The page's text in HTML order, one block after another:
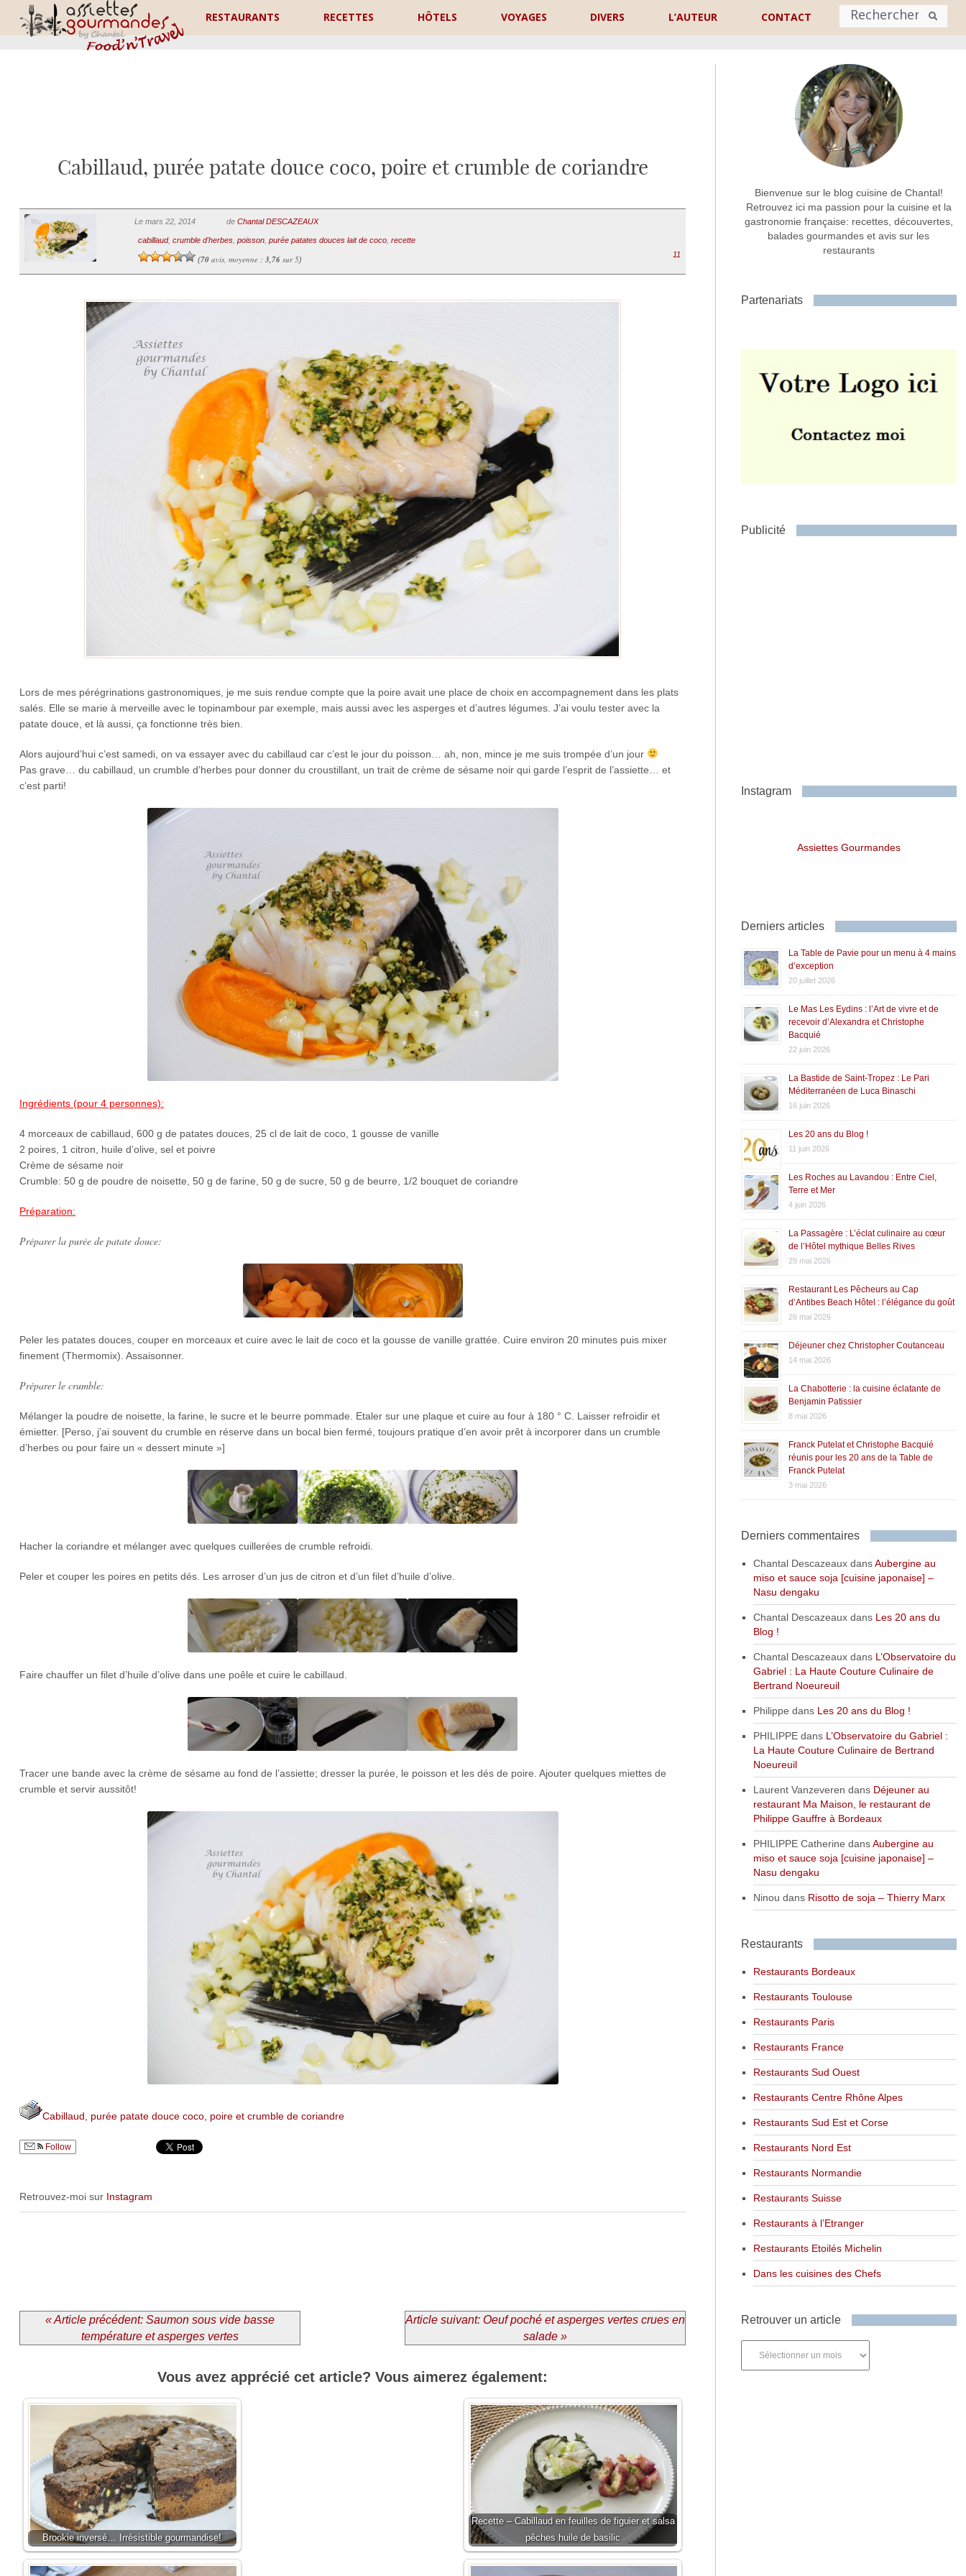
RESTAURANTS RECETTES HÔTELS VOYAGES DIVERS L’AUTEUR CONTACT
Nom
Commentaire ou message *
Cabillaud, purée patate douce coco, poire et crumble de coriandre
Le mars 22, 2014 de Chantal DESCAZEAUX
cabillaud, crumble d'herbes, poisson, purée patates douces lait de coco, recette
(70avis, moyenne : 3,76sur 5)
11
Lors de mes pérégrinations gastronomiques, je me suis rendue compte que la poire avait une place de choix en accompagnement dans les plats
salés. Elle se marie à merveille avec le topinambour par exemple, mais aussi avec les asperges et d’autres légumes. J’ai voulu tester avec la
patate douce, et là aussi, ça fonctionne très bien.
Alors aujourd’hui c’est samedi, on va essayer avec du cabillaud car c’est le jour du poisson… ah, non, mince je me suis trompée d’un jour
Pas grave… du cabillaud, un crumble d’herbes pour donner du croustillant, un trait de crème de sésame noir qui garde l’esprit de l’assiette… et
c’est parti!
Ingrédients (pour 4 personnes):
4 morceaux de cabillaud, 600 g de patates douces, 25 cl de lait de coco, 1 gousse de vanille
2 poires, 1 citron, huile d’olive, sel et poivre
Crème de sésame noir
Crumble: 50 g de poudre de noisette, 50 g de farine, 50 g de sucre, 50 g de beurre, 1/2 bouquet de coriandre
Préparation:
Préparer la purée de patate douce:
Peler les patates douces, couper en morceaux et cuire avec le lait de coco et la gousse de vanille grattée. Cuire environ 20 minutes puis mixer
finement (Thermomix). Assaisonner.
Préparer le crumble:
Mélanger la poudre de noisette, la farine, le sucre et le beurre pommade. Etaler sur une plaque et cuire au four à 180 ° C. Laisser refroidir et
émietter. [Perso, j’ai souvent du crumble en réserve dans un bocal bien fermé, toujours pratique d’en avoir prêt à incorporer dans un crumble
d’herbes ou pour faire un « dessert minute »]
Hacher la coriandre et mélanger avec quelques cuillerées de crumble refroidi.
Peler et couper les poires en petits dés. Les arroser d’un jus de citron et d’un filet d’huile d’olive.
Faire chauffer un filet d’huile d’olive dans une poêle et cuire le cabillaud.
Tracer une bande avec la crème de sésame au fond de l’assiette; dresser la purée, le poisson et les dés de poire. Ajouter quelques miettes de
crumble et servir aussitôt!
Cabillaud, purée patate douce coco, poire et crumble de coriandre
Follow
Retrouvez-moi sur Instagram
« Article précédent: Saumon sous vide basse
température et asperges vertes
Article suivant: Oeuf poché et asperges vertes crues en
salade »
Vous avez apprécié cet article? Vous aimerez également:
Brookie inversé… Irrésistible gourmandise!
Recette – Cabillaud en feuilles de figuier et salsa
pêches huile de basilic
Bienvenue sur le blog cuisine de Chantal!
Retrouvez ici ma passion pour la cuisine et la
gastronomie française: recettes, découvertes,
balades gourmandes et avis sur les
restaurants
Partenariats
Publicité
Instagram
Assiettes Gourmandes
Derniers articles
La Table de Pavie pour un menu à 4 mains
d’exception
20 juillet 2026
Le Mas Les Eydins : l’Art de vivre et de
recevoir d’Alexandra et Christophe
Bacquié
22 juin 2026
La Bastide de Saint-Tropez : Le Pari
Méditerranéen de Luca Binaschi
16 juin 2026
Les 20 ans du Blog !
11 juin 2026
Les Roches au Lavandou : Entre Ciel,
Terre et Mer
4 juin 2026
La Passagère : L’éclat culinaire au cœur
de l’Hôtel mythique Belles Rives
29 mai 2026
Restaurant Les Pêcheurs au Cap
d’Antibes Beach Hôtel : l’élégance du goût
26 mai 2026
Déjeuner chez Christopher Coutanceau
14 mai 2026
La Chabotterie : la cuisine éclatante de
Benjamin Patissier
8 mai 2026
Franck Putelat et Christophe Bacquié
réunis pour les 20 ans de la Table de
Franck Putelat
3 mai 2026
Derniers commentaires
Chantal DescazeauxdansAubergine au
miso et sauce soja [cuisine japonaise] –
Nasu dengaku
Chantal Descazeauxdans Les 20 ans du
Blog !
Chantal Descazeauxdans L’Observatoire du
Gabriel : La Haute Couture Culinaire de
Bertrand Noeureuil
Philippe dans Les 20 ans du Blog !
PHILIPPEdans L’Observatoire du Gabriel :
La Haute Couture Culinaire de Bertrand
Noeureuil
Laurent Vanzeveren dans Déjeuner au
restaurant Ma Maison, le restaurant de
Philippe Gauffre à Bordeaux
PHILIPPE Catherine dansAubergine au
miso et sauce soja [cuisine japonaise] –
Nasu dengaku
Ninou dans Risotto de soja – Thierry Marx
Restaurants
Restaurants Bordeaux
Restaurants Toulouse
Restaurants Paris
Restaurants France
Restaurants Sud Ouest
Restaurants Centre Rhône Alpes
Restaurants Sud Est et Corse
Restaurants Nord Est
Restaurants Normandie
Restaurants Suisse
Restaurants à l’Etranger
Restaurants Etoilés Michelin
Dans les cuisines des Chefs
Retrouver un article